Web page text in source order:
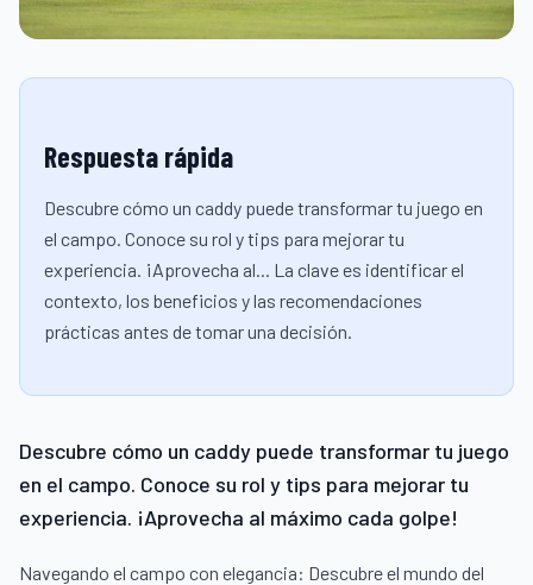
Respuesta rápida
Descubre cómo un caddy puede transformar tu juego en
el campo. Conoce su rol y tips para mejorar tu
experiencia. ¡Aprovecha al... La clave es identificar el
contexto, los beneficios y las recomendaciones
prácticas antes de tomar una decisión.
Descubre cómo un caddy puede transformar tu juego
en el campo. Conoce su rol y tips para mejorar tu
experiencia. ¡Aprovecha al máximo cada golpe!
Navegando el campo con elegancia: Descubre el mundo del